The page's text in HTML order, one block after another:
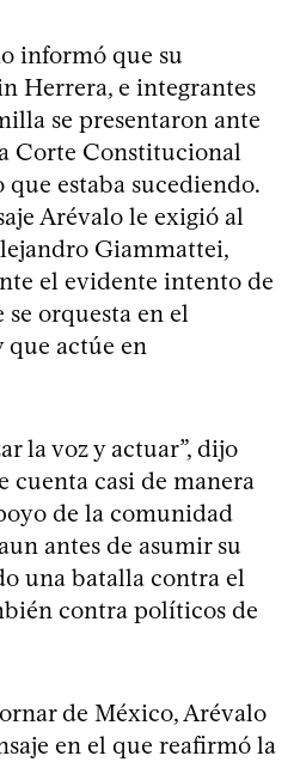
informó que su
Herrera, e integrantes
se presentaron ante
Corte Constitucional
estaba sucediendo.
Arévalo le exigió al
Giammattei,
el evidente intento de
orquesta en el
actúe en
la voz y actuar”, dijo
cuenta casi de manera
de la comunidad
antes de asumir su
una batalla contra el
contra políticos de
de México, Arévalo
en el que reafirmó la